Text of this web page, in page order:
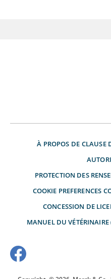
À PROPOS DE CLAUSE
PROTECTION DES
COOKIE PREFERENCES
CONCESSION DE
MANUEL DU